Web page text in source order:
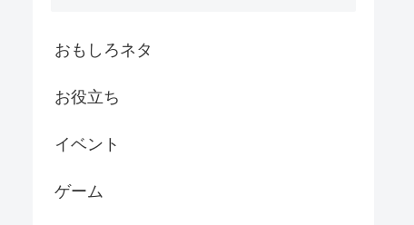
おもしろネタ
お役立ち
イベント
ゲーム